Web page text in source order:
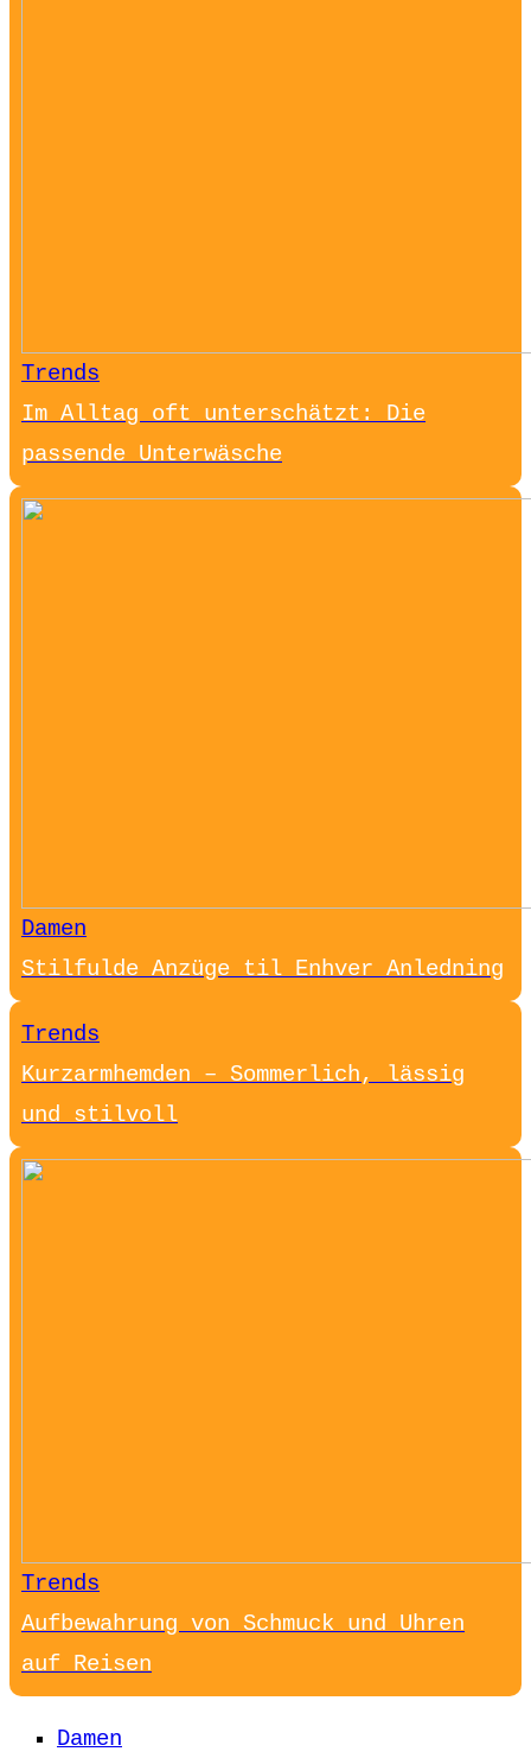
Trends
Im Alltag oft unterschätzt: Die
passende Unterwäsche
Damen
Stilfulde Anzüge til Enhver Anledning
Trends
Kurzarmhemden – Sommerlich, lässig
und stilvoll
Trends
Aufbewahrung von Schmuck und Uhren
auf Reisen
Damen